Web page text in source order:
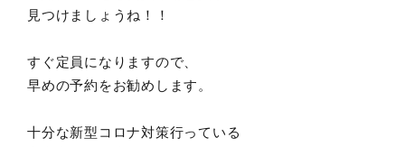
見つけましょうね！！
すぐ定員になりますので、
早めの予約をお勧めします。
十分な新型コロナ対策行っている